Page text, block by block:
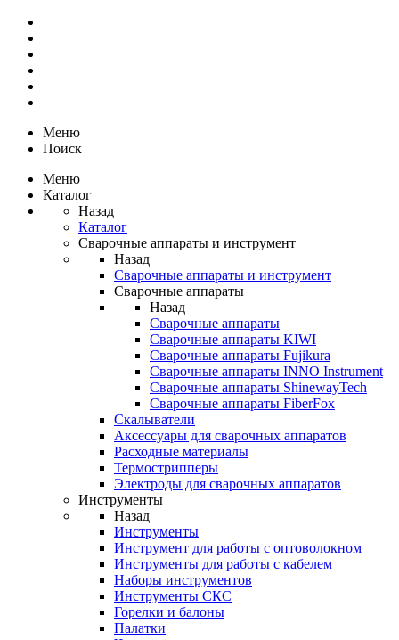
Меню
Поиск
Меню
Каталог
Назад
Каталог
Сварочные аппараты и инструмент
Назад
Сварочные аппараты и инструмент
Сварочные аппараты
Назад
Сварочные аппараты
Сварочные аппараты KIWI
Сварочные аппараты Fujikura
Сварочные аппараты INNO Instrument
Сварочные аппараты ShinewayTech
Cварочные аппараты FiberFox
Скалыватели
Аксессуары для сварочных аппаратов
Расходные материалы
Термострипперы
Электроды для сварочных аппаратов
Инструменты
Назад
Инструменты
Инструмент для работы с оптоволокном
Инструменты для работы с кабелем
Наборы инструментов
Инструменты СКС
Горелки и балоны
Палатки